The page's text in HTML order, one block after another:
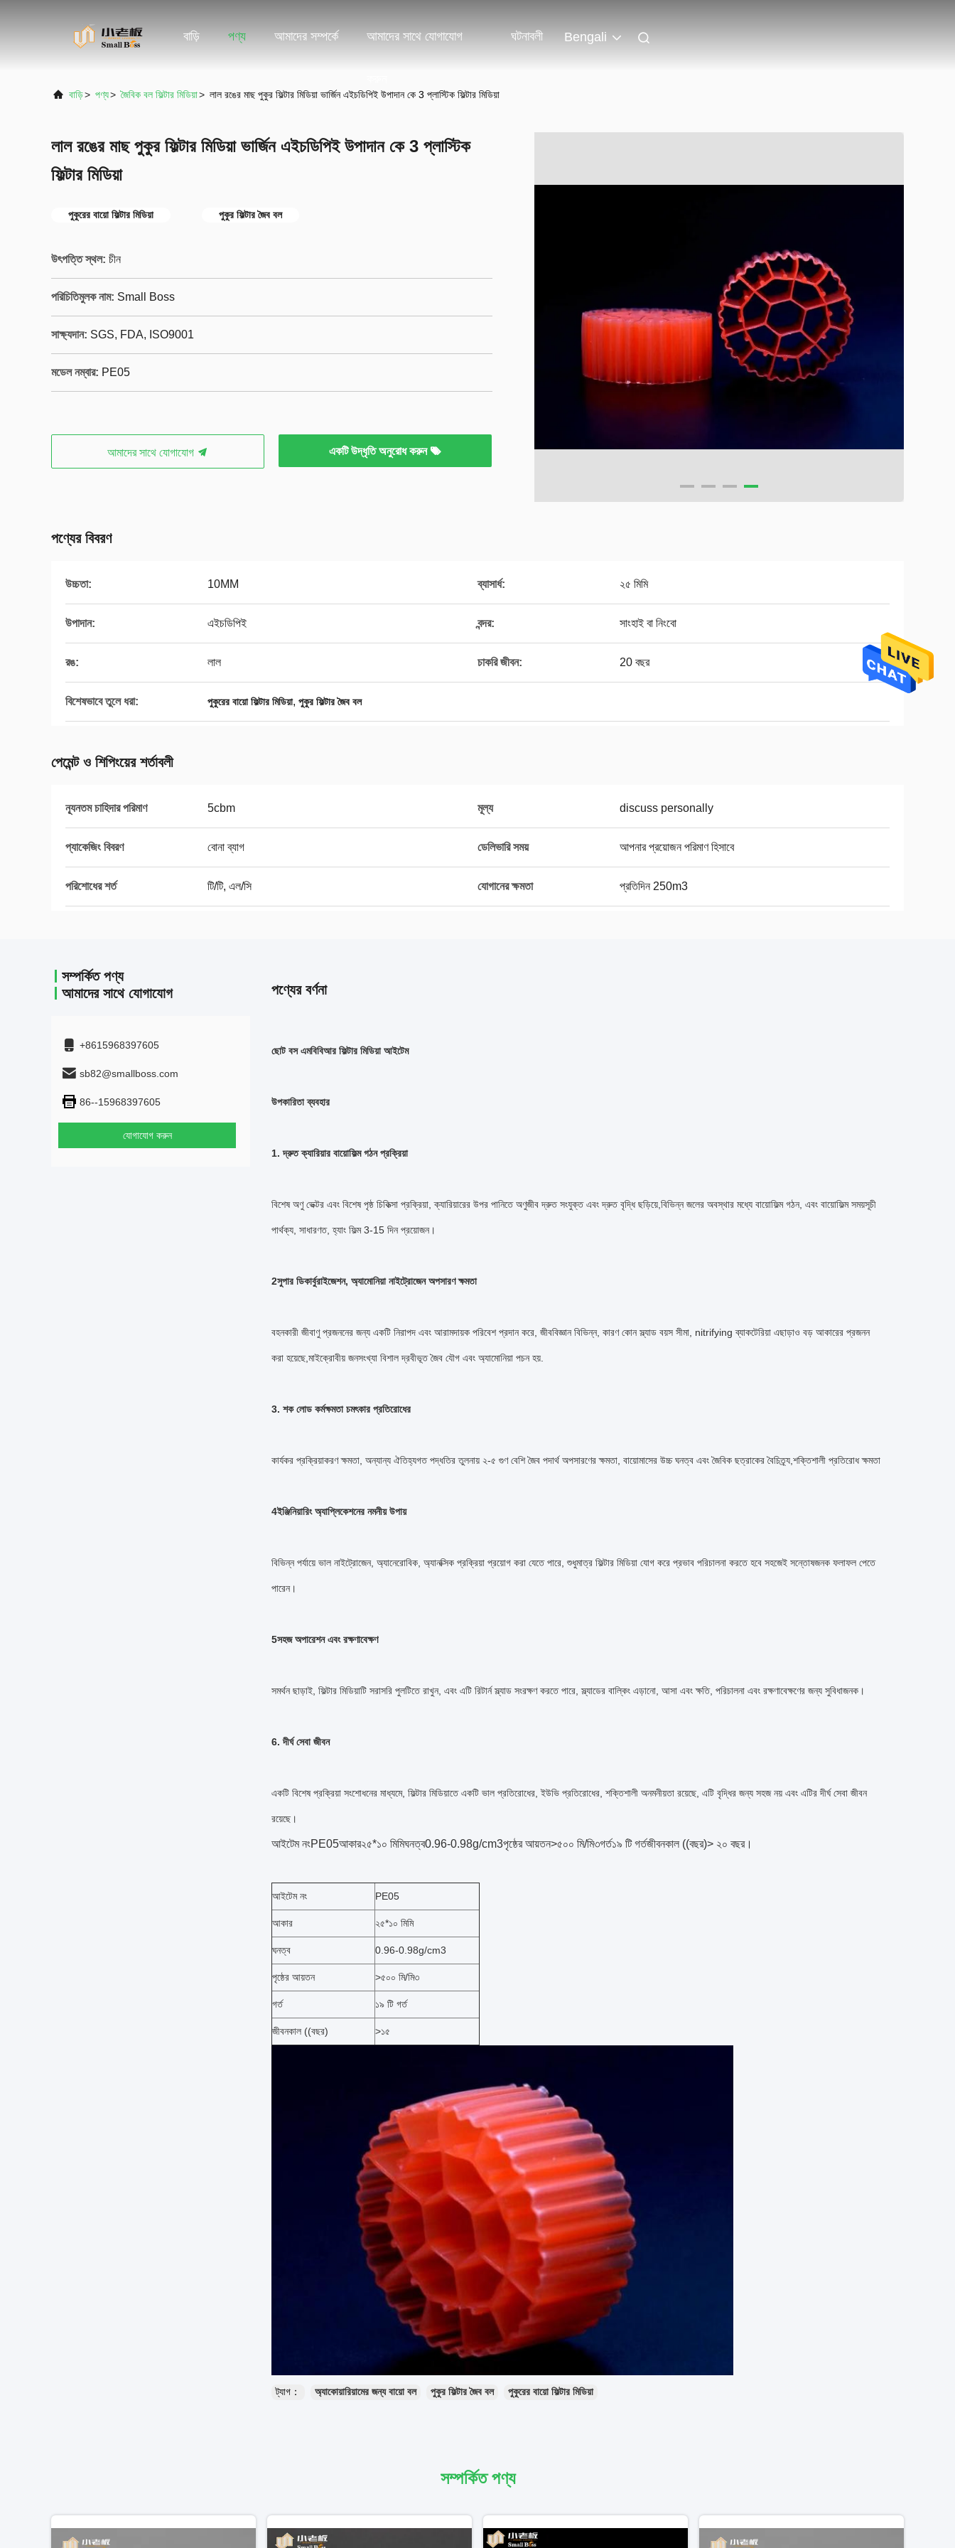
বাড়ি পণ্য আমাদের সম্পর্কে আমাদের সাথে যোগাযোগ ঘটনাবলী Bengali
বাড়ি> পণ্য> জৈবিক বল ফিল্টার মিডিয়া> লাল রঙের মাছ পুকুর ফিল্টার মিডিয়া ভার্জিন এইচডিপিই উপাদান কে 3 প্লাস্টিক ফিল্টার মিডিয়া
লাল রঙের মাছ পুকুর ফিল্টার মিডিয়া ভার্জিন এইচডিপিই উপাদান কে 3 প্লাস্টিক
ফিল্টার মিডিয়া
পুকুরের বায়ো ফিল্টার মিডিয়া পুকুর ফিল্টার জৈব বল
উৎপত্তি স্থল: চীন
পরিচিতিমুলক নাম: Small Boss
সাক্ষ্যদান: SGS, FDA, ISO9001
মডেল নম্বার: PE05
আমাদের সাথে যোগাযোগ একটি উদ্ধৃতি অনুরোধ করুন
পণ্যের বিবরণ
উচ্চতা: 10MM ব্যাসার্ধ: ২৫ মিমি
উপাদান: এইচডিপিই বন্দর: সাংহাই বা নিংবো
রঙ: লাল চাকরি জীবন: 20 বছর
বিশেষভাবে তুলে ধরা: পুকুরের বায়ো ফিল্টার মিডিয়া, পুকুর ফিল্টার জৈব বল
পেমেন্ট ও শিপিংয়ের শর্তাবলী
ন্যূনতম চাহিদার পরিমাণ 5cbm মূল্য discuss personally
প্যাকেজিং বিবরণ বোনা ব্যাগ ডেলিভারি সময় আপনার প্রয়োজন পরিমাণ হিসাবে
পরিশোধের শর্ত টি/টি, এল/সি যোগানের ক্ষমতা প্রতিদিন 250m3
সম্পর্কিত পণ্য
আমাদের সাথে যোগাযোগ
+8615968397605
sb82@smallboss.com
86--15968397605
যোগাযোগ করুন
পণ্যের বর্ণনা
ছোট বস এমবিবিআর ফিল্টার মিডিয়া আইটেম
উপকারিতা ব্যবহার
1. দ্রুত ক্যারিয়ার বায়োফিল্ম গঠন প্রক্রিয়া
বিশেষ অণু ভেক্টর এবং বিশেষ পৃষ্ঠ চিকিত্সা প্রক্রিয়া, ক্যারিয়ারের উপর পানিতে অণুজীব দ্রুত সংযুক্ত এবং দ্রুত বৃদ্ধি ছড়িয়ে,বিভিন্ন জলের অবস্থার মধ্যে বায়োফিল্ম গঠন, এবং বায়োফিল্ম সময়সূচী
পার্থক্য, সাধারণত, হ্যাং ফিল্ম 3-15 দিন প্রয়োজন।
2সুপার ডিকার্বুরাইজেশন, অ্যামোনিয়া নাইট্রোজেন অপসারণ ক্ষমতা
বহনকারী জীবাণু প্রজননের জন্য একটি নিরাপদ এবং আরামদায়ক পরিবেশ প্রদান করে, জীববিজ্ঞান বিভিন্ন, কারণ কোন স্ল্যাড বয়স সীমা, nitrifying ব্যাকটেরিয়া এছাড়াও বড় আকারের প্রজনন
করা হয়েছে,মাইক্রোবীয় জনসংখ্যা বিশাল দ্রবীভূত জৈব যৌগ এবং অ্যামোনিয়া পচন হয়.
3. শক লোড কর্মক্ষমতা চমৎকার প্রতিরোধের
কার্যকর প্রক্রিয়াকরণ ক্ষমতা, অন্যান্য ঐতিহ্যগত পদ্ধতির তুলনায় ২-৫ গুণ বেশি জৈব পদার্থ অপসারণের ক্ষমতা, বায়োমাসের উচ্চ ঘনত্ব এবং জৈবিক ছত্রাকের বৈচিত্র্য,শক্তিশালী প্রতিরোধ ক্ষমতা
4ইঞ্জিনিয়ারিং অ্যাপ্লিকেশনের নমনীয় উপায়
বিভিন্ন পর্যায়ে ভাল নাইট্রোজেন, অ্যানেরোবিক, অ্যানক্সিক প্রক্রিয়া প্রয়োগ করা যেতে পারে, শুধুমাত্র ফিল্টার মিডিয়া যোগ করে প্রভাব পরিচালনা করতে হবে সহজেই সন্তোষজনক ফলাফল পেতে
পারেন।
5সহজ অপারেশন এবং রক্ষণাবেক্ষণ
সমর্থন ছাড়াই, ফিল্টার মিডিয়াটি সরাসরি পুলটিতে রাখুন, এবং এটি রিটার্ন স্ল্যাড সংরক্ষণ করতে পারে, স্ল্যাডের বাল্কিং এড়ানো, আসা এবং ক্ষতি, পরিচালনা এবং রক্ষণাবেক্ষণের জন্য সুবিধাজনক।
6. দীর্ঘ সেবা জীবন
একটি বিশেষ প্রক্রিয়া সংশোধনের মাধ্যমে, ফিল্টার মিডিয়াতে একটি ভাল প্রতিরোধের, ইউভি প্রতিরোধের, শক্তিশালী অনমনীয়তা রয়েছে, এটি বৃদ্ধির জন্য সহজ নয় এবং এটির দীর্ঘ সেবা জীবন
রয়েছে।
আইটেম নংPE05আকার২৫*১০ মিমিঘনত্ব0.96-0.98g/cm3পৃষ্ঠের আয়তন>৫০০ মি/মি৩গর্ত১৯ টি গর্তজীবনকাল ((বছর)> ২০ বছর।
আইটেম নং PE05
আকার ২৫*১০ মিমি
ঘনত্ব 0.96-0.98g/cm3
পৃষ্ঠের আয়তন >৫০০ মি/মি৩
গর্ত ১৯ টি গর্ত
জীবনকাল ((বছর) >১৫
ট্যাগ： অ্যাকোয়ারিয়ামের জন্য বায়ো বল পুকুর ফিল্টার জৈব বল পুকুরের বায়ো ফিল্টার মিডিয়া
সম্পর্কিত পণ্য